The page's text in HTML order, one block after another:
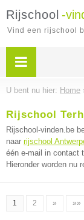
Rijschool -
Vind een rijschool
U bent nu hier: Home
Rijschool
Rijschool-vinden.be
naar rijschool
één e-mail in contact
Hieronder worden nu
1 2 » »»